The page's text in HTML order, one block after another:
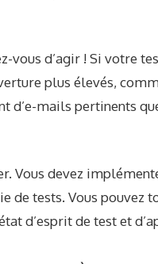
vous d’agir ! Si votre
plus élevés,
d’e-mails pertinents
Vous devez
de tests. Vous pouvez
d’esprit de test et